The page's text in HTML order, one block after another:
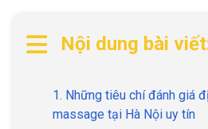
Nội dung bài
1. Những tiêu chí đánh giá
massage tại Hà Nội uy tín